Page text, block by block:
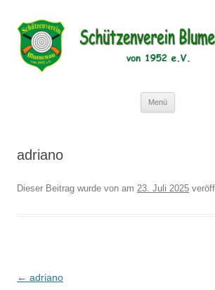
Schützenverein
e.V.
Menü
adriano
Dieser Beitrag wurde von am 23. Juli 2025
Beitragsnavigation
← adriano